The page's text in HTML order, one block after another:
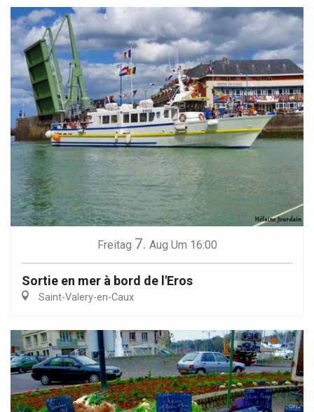
Freitag 7. Aug Um 16:00
Sortie en mer à bord de l'Eros
Saint-Valery-en-Caux